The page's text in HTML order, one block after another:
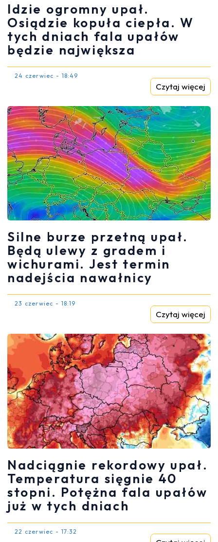
Idzie ogromny upał.
Osiądzie kopuła ciepła. W
tych dniach fala upałów
będzie największa
24 czerwiec - 18:49
Czytaj więcej
Silne burze przetną upał.
Będą ulewy z gradem i
wichurami. Jest termin
nadejścia nawałnicy
23 czerwiec - 18:19
Czytaj więcej
Nadciągnie rekordowy upał.
Temperatura sięgnie 40
stopni. Potężna fala upałów
już w tych dniach
22 czerwiec - 17:32